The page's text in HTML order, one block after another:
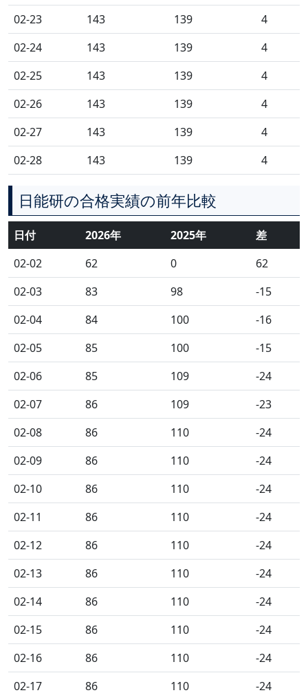
02-23
143 139
4
02-24
143 139
4
02-25
143 139
4
02-26
143 139
4
02-27
143 139
4
02-28
143 139 4
日能研の合格実績の前年比較
日付 2026年 2025年
差
02-02
62 0
62
02-03
83 98
-15
02-04
84 100
-16
02-05
85 100
-15
02-06
85 109
-24
02-07
86 109
-23
02-08
86 110
-24
02-09
86 110
-24
02-10
86 110
-24
02-11
86 110
-24
02-12
86 110
-24
02-13
86 110
-24
02-14
86 110
-24
02-15
86 110
-24
02-16
86 110
-24
02-17
86 110
-24